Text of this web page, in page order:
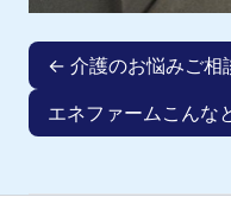
← 介護のお悩みご相
エネファームこんな